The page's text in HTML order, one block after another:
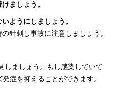
ましょう。
ようにしましょう。
針刺し事故に注意しましょう。
しましょう。もし感染していて
症を抑えることができます。